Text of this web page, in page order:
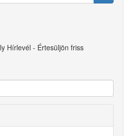
Hírlevél - Értesüljön friss